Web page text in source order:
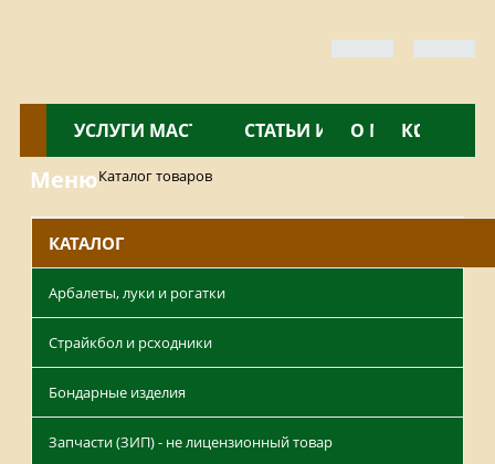
КАТАЛОГ
УСЛУГИ МАСТЕРСКОЙНОВОСТИ
СТАТЬИ И ОБЗОРЫ
О МАГАЗИНЕ
МенюКаталог товаров
КАТАЛОГ
Арбалеты, луки и рогатки
Страйкбол и рсходники
Бондарные изделия
Запчасти (ЗИП) - не лицензионный товар